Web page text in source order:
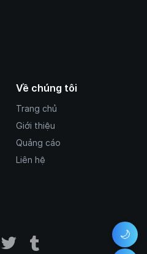
🌙
Về chúng tôi
Trang chủ
Giới thiệu
Quảng cáo
Liên hệ
Ra -
Mới Ra - Kênh
Mumoira.online -
TwitterTumblr Mu Mới